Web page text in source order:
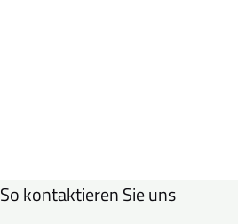
So kontaktieren Sie uns